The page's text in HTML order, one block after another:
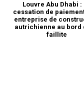
Louvre Abu Dhabi :
cessation de
entreprise de
autrichienne au bord
faillite